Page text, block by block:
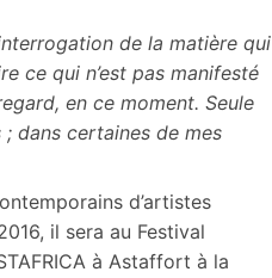
de la matière qui
ce qui n’est pas manifesté
en ce moment. Seule
dans certaines de mes
d’artistes
il sera au Festival
à Astaffort à la